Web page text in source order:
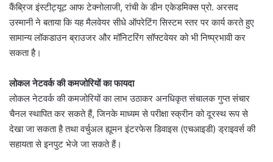
कैंब्रिज इंस्टीट्यूट आफ टेक्नोलाजी, रांची के डीन एकेडमिक्स प्रो. अरसद
उस्मानी ने बताया कि यह मैलवेयर सीधे ऑपरेटिंग सिस्टम स्तर पर कार्य करते हुए
सामान्य लॉकडाउन ब्राउजर और मॉनिटरिंग सॉफ्टवेयर को भी निष्प्रभावी कर
सकता है।
लोकल नेटवर्क की कमजोरियों का फायदा
लोकल नेटवर्क की कमजोरियों का लाभ उठाकर अनधिकृत संचालक गुप्त संचार
चैनल स्थापित कर सकते हैं, जिनके माध्यम से परीक्षा स्क्रीन को दूरस्थ रूप से
देखा जा सकता है तथा वर्चुअल ह्यूमन इंटरफेस डिवाइस (एचआइडी) ड्राइवर्स की
सहायता से इनपुट भेजे जा सकते हैं।